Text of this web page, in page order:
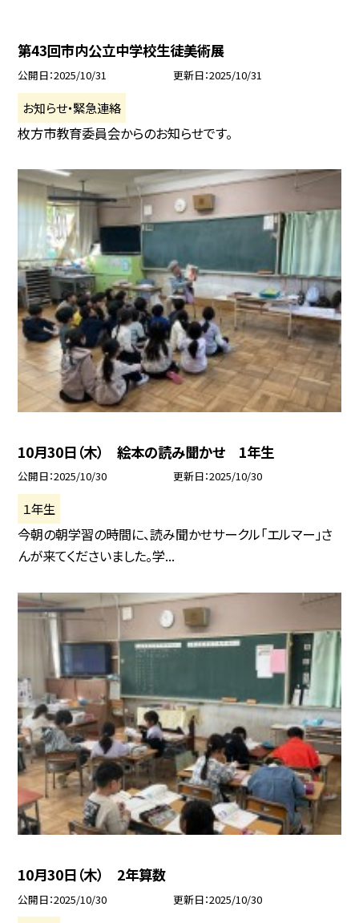
第43回市内公立中学校生徒美術展
公開日 2025/10/31 更新日 2025/10/31
お知らせ・緊急連絡
枚方市教育委員会からのお知らせです。
10月30日（木） 絵本の読み聞かせ 1年生
公開日 2025/10/30 更新日 2025/10/30
１年生
今朝の朝学習の時間に、読み聞かせサークル「エルマー」さ
んが来てくださいました。学...
10月30日（木） 2年算数
公開日 2025/10/30 更新日 2025/10/30